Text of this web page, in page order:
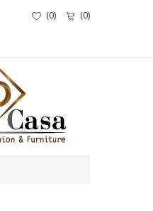
(0) (0)